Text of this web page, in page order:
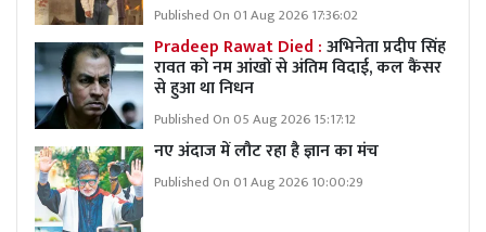
Published On 01 Aug 2026 17:36:02
Pradeep Rawat Died :अभिनेता प्रदीप सिंह
रावत को नम आंखों से अंतिम विदाई, कल कैंसर
से हुआ था निधन
Published On 05 Aug 2026 15:17:12
नए अंदाज में लौट रहा है ज्ञान का मंच
Published On 01 Aug 2026 10:00:29